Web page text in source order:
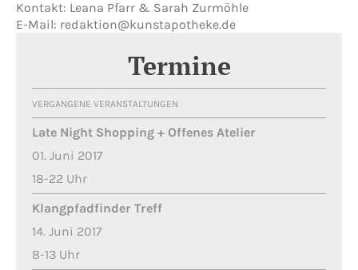
Kontakt: Leana Pfarr & Sarah Zurmöhle
E-Mail: redaktion@kunstapotheke.de
Termine
VERGANGENE VERANSTALTUNGEN
Late Night Shopping + Offenes Atelier
01. Juni 2017
18-22 Uhr
Klangpfadfinder Treff
14. Juni 2017
8-13 Uhr